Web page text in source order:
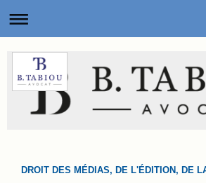
DROIT DES MÉDIAS, DE L'ÉDITION, DE